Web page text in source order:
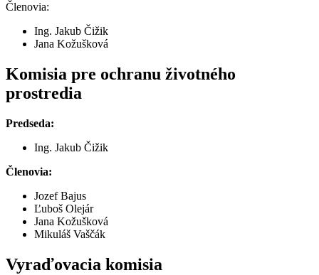
Členovia:
Ing. Jakub Čižik
Jana Kožušková
Komisia pre ochranu životného
prostredia
Predseda:
Ing. Jakub Čižik
Členovia:
Jozef Bajus
Ľuboš Olejár
Jana Kožušková
Mikuláš Vaščák
Vyraďovacia komisia